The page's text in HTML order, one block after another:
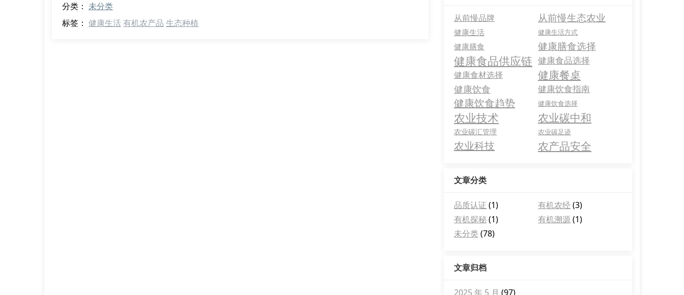
分类： 未分类
标签： 健康生活有机农产品 生态种植 从前慢品牌 从前慢生态农业
健康生活 健康生活方式
健康膳食 健康膳食选择
健康食品供应链 健康食品选择
健康食材选择 健康餐桌
健康饮食 健康饮食指南
健康饮食趋势 健康饮食选择
农业技术 农业碳中和
农业碳汇管理 农业碳足迹
农业科技 农产品安全
文章分类
品质认证 (1) 有机农经(3)
有机探秘(1) 有机溯源(1)
未分类(78)
文章归档
2025 年 5 月 (97)